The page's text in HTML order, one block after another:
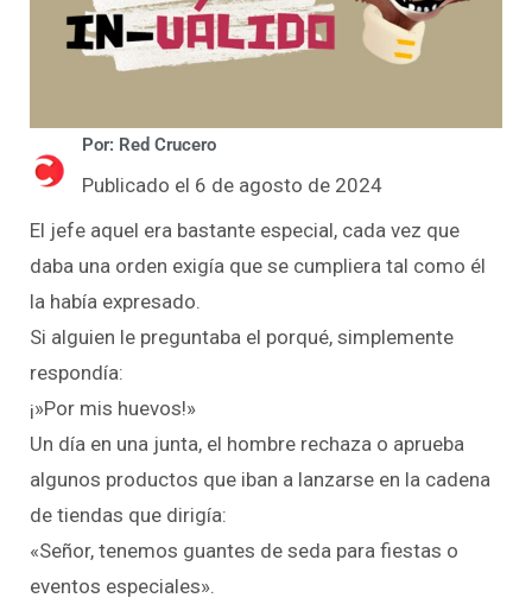
Por: Red Crucero
Publicado el 6 de agosto de 2024
El jefe aquel era bastante especial, cada vez que
daba una orden exigía que se cumpliera tal como él
la había expresado.
Si alguien le preguntaba el porqué, simplemente
respondía:
¡»Por mis huevos!»
Un día en una junta, el hombre rechaza o aprueba
algunos productos que iban a lanzarse en la cadena
de tiendas que dirigía:
«Señor, tenemos guantes de seda para fiestas o
eventos especiales».